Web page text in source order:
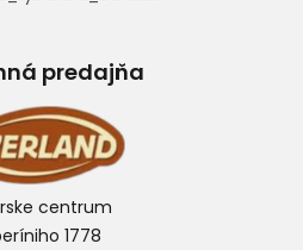
predajňa
centrum
1778